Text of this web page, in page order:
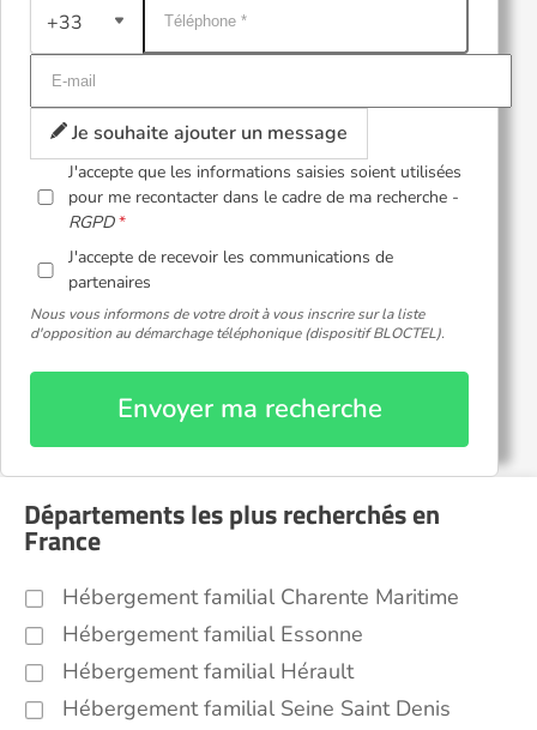
+33
Je souhaite ajouter un message
J'accepte que les informations saisies soient utilisées
pour me recontacter dans le cadre de ma recherche -
RGPD
J'accepte de recevoir les communications de
partenaires
Nous vous informons de votre droit à vous inscrire sur la liste
d'opposition au démarchage téléphonique (dispositif BLOCTEL).
Envoyer ma recherche
Départements les plus recherchés en
France
Hébergement familial Charente Maritime
Hébergement familial Essonne
Hébergement familial Hérault
Hébergement familial Seine Saint Denis